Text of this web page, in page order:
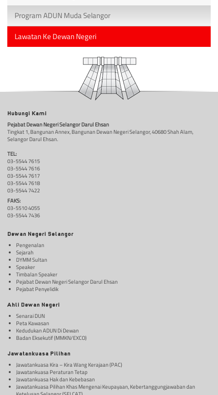
Program ADUN Muda Selangor
Lawatan Ke Dewan Negeri
Hubungi Kami
Pejabat Dewan Negeri Selangor Darul Ehsan
Tingkat 1, Bangunan Annex, Bangunan Dewan Negeri Selangor, 40680 Shah Alam,
Selangor Darul Ehsan.
TEL:
03-5544 7615
03-5544 7616
03-5544 7617
03-5544 7618
03-5544 7422
FAKS:
03-5510 4055
03-5544 7436
Dewan Negeri Selangor
Pengenalan
Sejarah
DYMM Sultan
Speaker
Timbalan Speaker
Pejabat Dewan Negeri Selangor Darul Ehsan
Pejabat Penyelidik
Ahli Dewan Negeri
Senarai DUN
Peta Kawasan
Kedudukan ADUN Di Dewan
Badan Eksekutif (MMKN/EXCO)
Jawatankuasa Pilihan
Jawatankuasa Kira – Kira Wang Kerajaan (PAC)
Jawatankuasa Peraturan Tetap
Jawatankuasa Hak dan Kebebasan
Jawatankuasa Pilihan Khas Mengenai Keupayaan, Kebertanggungjawaban dan